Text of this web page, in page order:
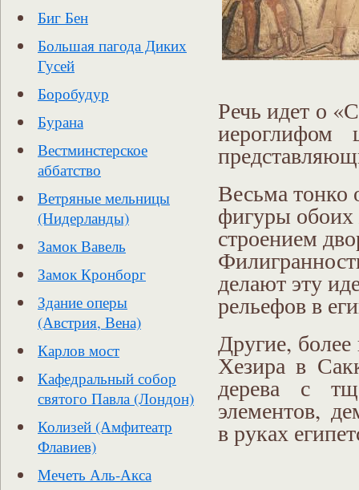
Биг Бен
Большая пагода Диких
Гусей
Боробудур
Бурана
Вестминстерское
аббатство
Ветряные мельницы
(Нидерланды)
Замок Вавель
Замок Кронборг
Здание оперы
(Австрия, Вена)
Карлов мост
Кафедральный собор
святого Павла (Лондон)
Колизей (Амфитеатр
Флавиев)
Мечеть Аль-Акса
Речь идет о
иероглифом
Весьма тонко
фигуры
строением
делают эту
рельефов в
Другие,
Хезира в
дерева с
элементов,
в руках